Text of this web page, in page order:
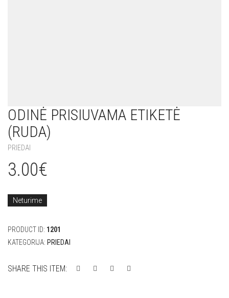
ODINĖ PRISIUVAMA ETIKETĖ
(RUDA)
PRIEDAI
3.00€
Neturime
PRODUCT ID: 1201
KATEGORIJA: PRIEDAI
SHARE THIS ITEM: